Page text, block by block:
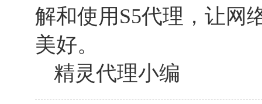
解和使用S5代理，让网
美好。
精灵代理小编